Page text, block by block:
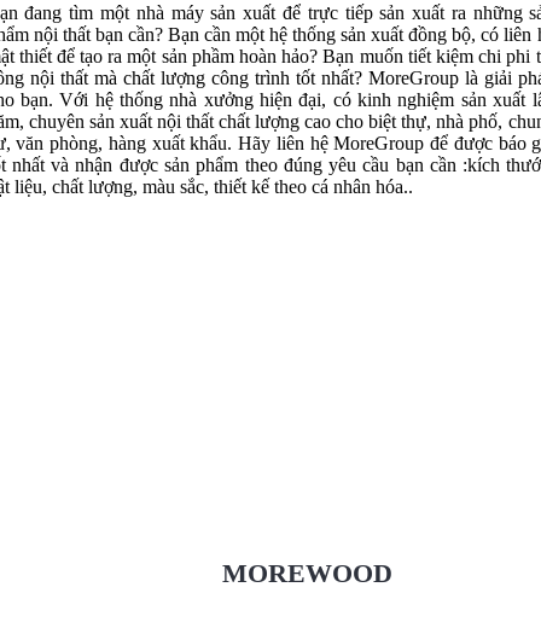
đang tìm một nhà máy sản xuất để trực tiếp sản xuất ra những
nội thất bạn cần? Bạn cần một hệ thống sản xuất đồng bộ, có liên
thiết để tạo ra một sản phầm hoàn hảo? Bạn muốn tiết kiệm chi phi
nội thất mà chất lượng công trình tốt nhất? MoreGroup là giải
bạn. Với hệ thống nhà xưởng hiện đại, có kinh nghiệm sản xuất
chuyên sản xuất nội thất chất lượng cao cho biệt thự, nhà phố,
văn phòng, hàng xuất khẩu. Hãy liên hệ MoreGroup để được báo
nhất và nhận được sản phẩm theo đúng yêu cầu bạn cần :kích
liệu, chất lượng, màu sắc, thiết kế theo cá nhân hóa..
MOREWOOD